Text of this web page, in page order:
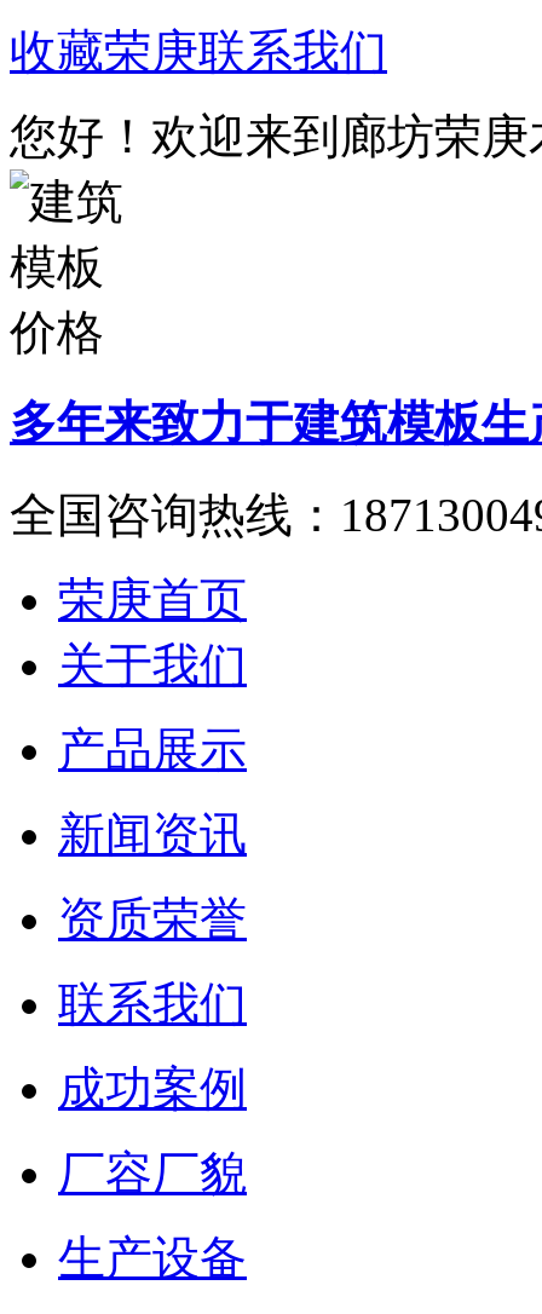
收藏荣庚联系我们
您好！欢迎来到廊坊荣
多年来致力于建筑模板生
全国咨询热线：
荣庚首页
关于我们
产品展示
新闻资讯
资质荣誉
联系我们
成功案例
厂容厂貌
生产设备